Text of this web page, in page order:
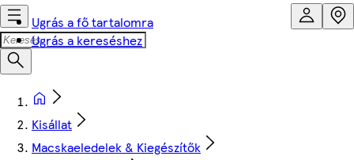
Ugrás a fő tartalomra
Ugrás a kereséshez
Kisállat
Macskaeledelek & Kiegészítők